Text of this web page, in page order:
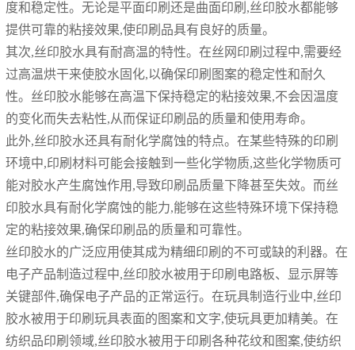
度和稳定性。无论是平面印刷还是曲面印刷,丝印胶水都能够
提供可靠的粘接效果,使印刷品具有良好的质量。
其次,丝印胶水具有耐高温的特性。在丝网印刷过程中,需要经
过高温烘干来使胶水固化,以确保印刷图案的稳定性和耐久
性。丝印胶水能够在高温下保持稳定的粘接效果,不会因温度
的变化而失去粘性,从而保证印刷品的质量和使用寿命。
此外,丝印胶水还具有耐化学腐蚀的特点。在某些特殊的印刷
环境中,印刷材料可能会接触到一些化学物质,这些化学物质可
能对胶水产生腐蚀作用,导致印刷品质量下降甚至失效。而丝
印胶水具有耐化学腐蚀的能力,能够在这些特殊环境下保持稳
定的粘接效果,确保印刷品的质量和可靠性。
丝印胶水的广泛应用使其成为精细印刷的不可或缺的利器。在
电子产品制造过程中,丝印胶水被用于印刷电路板、显示屏等
关键部件,确保电子产品的正常运行。在玩具制造行业中,丝印
胶水被用于印刷玩具表面的图案和文字,使玩具更加精美。在
纺织品印刷领域,丝印胶水被用于印刷各种花纹和图案,使纺织